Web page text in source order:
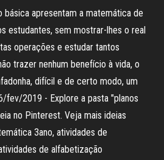
básica apresentam a matemática de
estudantes, sem mostrar-lhes o real
operações e estudar tantos
trazer nenhum benefício à vida, o
difícil e de certo modo, um
fev/2019 - Explore a pasta "planos
no Pinterest. Veja mais ideias
3ano, atividades de
de alfabetização